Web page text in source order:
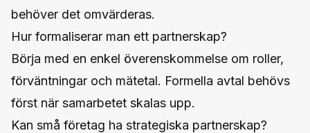
behöver det omvärderas.
Hur formaliserar man ett partnerskap?
Börja med en enkel överenskommelse om roller,
förväntningar och mätetal. Formella avtal behövs
först när samarbetet skalas upp.
Kan små företag ha strategiska partnerskap?